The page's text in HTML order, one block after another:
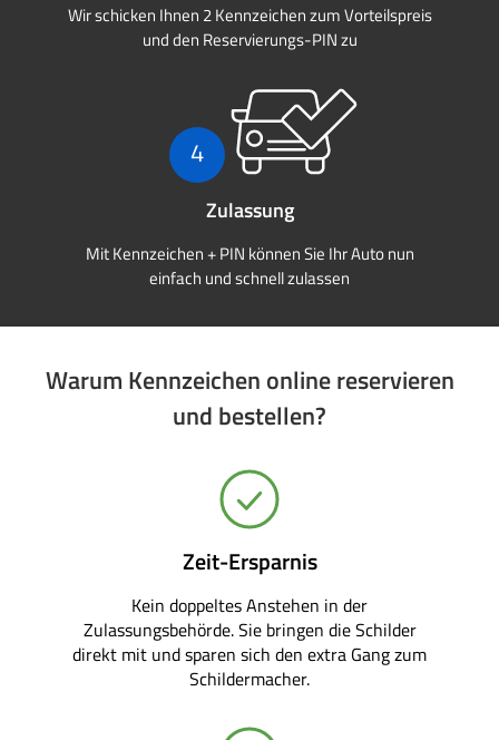
Wir schicken Ihnen 2 Kennzeichen zum Vorteilspreis
und den Reservierungs-PIN zu
4
Zulassung
Mit Kennzeichen + PIN können Sie Ihr Auto nun
einfach und schnell zulassen
Warum Kennzeichen online reservieren
und bestellen?
Zeit-Ersparnis
Kein doppeltes Anstehen in der
Zulassungsbehörde. Sie bringen die Schilder
direkt mit und sparen sich den extra Gang zum
Schildermacher.